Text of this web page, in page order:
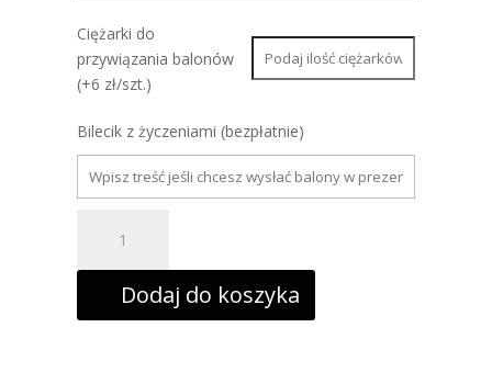
Ciężarki do
przywiązania balonów
(+6 zł/szt.)
Bilecik z życzeniami (bezpłatnie)
Przeźroczysta
z
piórkami
zestawie
Dodaj do koszyka